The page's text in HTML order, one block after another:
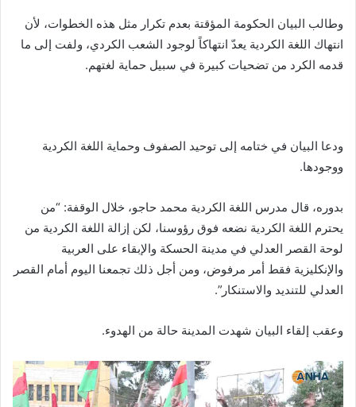
وطالب البيان الحكومة المؤقتة بعدم تكرار مثل هذه الخطوات، لأن
انتهاك اللغة الكردية يعدّ انتهاكاً لوجود الشعب الكردي، ولفت إلى ما
قدمه الكرد من تضحيات كبيرة في سبيل حماية لغتهم.
ودعا البيان في ختامه إلى توحيد الصفوف وحماية اللغة الكردية
ووجودها.
بدوره، قال مدرس اللغة الكردية محمد حاجو، خلال الوقفة: “من
يحترم اللغة الكردية نضعه فوق رؤوسنا، لكن إزالة اللغة الكردية من
لوحة القصر العدلي في مدينة الحسكة والإبقاء على العربية
والإنكليزية فقط أمر مرفوض، ومن أجل ذلك تجمعنا اليوم أمام القصر
العدلي للتنديد والاستنكار”.
وعقب إلقاء البيان شهدت المدينة حالة من الهدوء.
مشغل
الفيديو